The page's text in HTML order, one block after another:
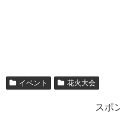
イベント 花火大会
スポ